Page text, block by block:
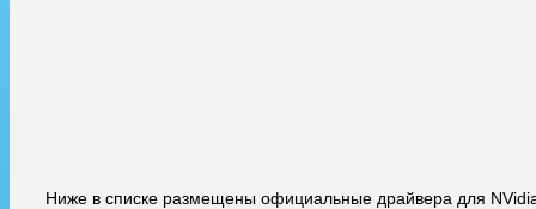
Ниже в списке размещены официальные драйвера для